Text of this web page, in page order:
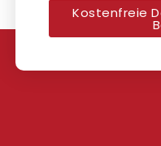
Kostenfreie